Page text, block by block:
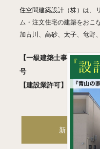
住空間建築設計（株）は、
ム・注文住宅の建築をおこ
加古川、高砂、太子、竜野
【一級建築士事務所】
号
【建設業許可】 兵庫
新築・注